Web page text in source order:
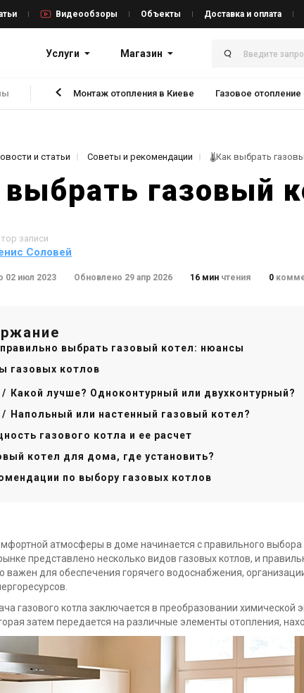
Видеообзоры Объекты Доставка и оплата
Услуги Магазин
Монтаж отопления в Киеве Газовое
и статьи Советы и рекомендации 🌡Как выбрать
газовый
записи
Соловей
02 июл 2023 Обновлено 29 апр 2026 16 мин чтения 0
правильно выбрать газовый котел: нюансы
газовых котлов
Какой лучше? Одноконтурный или двухконтурный?
Напольный или настенный газовый котел?
газового котла и ее расчет
котел для дома, где установить?
по выбору газовых котлов
атмосферы в доме начинается с правильного выбора
представлено несколько видов газовых котлов, и
важен для обеспечения горячего водоснабжения,
газового котла заключается в преобразовании химической
затем передается на различные элементы отопления,